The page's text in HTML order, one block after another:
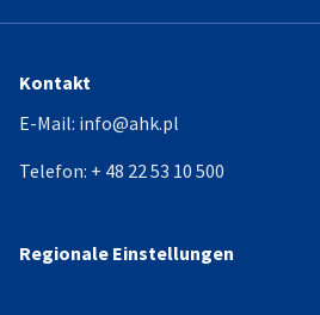
Kontakt
E-Mail: info@ahk.pl
Telefon: + 48 22 53 10 500
Regionale Einstellungen